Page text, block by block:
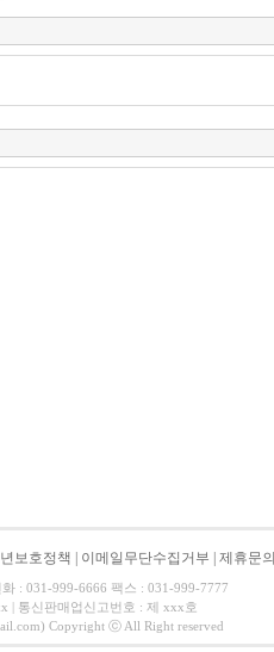
보호정책 이메일무단수집거부 제휴문의
: 031-999-6666 팩스 : 031-999-7777
| 통신판매업신고번호 : 제 xxx호
Copyright ⓒ All Right reserved